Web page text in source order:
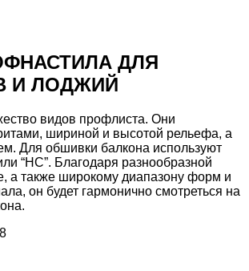
ДЛЯ
И ЛОДЖИЙ
видов профлиста. Они
шириной и высотой рельефа, а
Для обшивки балкона используют
“НС”. Благодаря разнообразной
а также широкому диапазону форм и
он будет гармонично смотреться на